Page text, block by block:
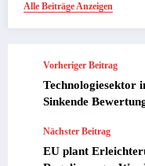
Alle Beiträge Anzeigen
Vorheriger Beitrag
Technologiesektor
Sinkende
Nächster Beitrag
EU plant